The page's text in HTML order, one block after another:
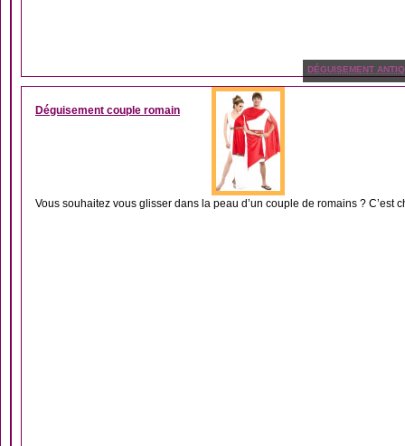
DÉGUISEMENT
Déguisement couple romain
Vous souhaitez vous glisser dans la peau d’un couple de romains ? C’est